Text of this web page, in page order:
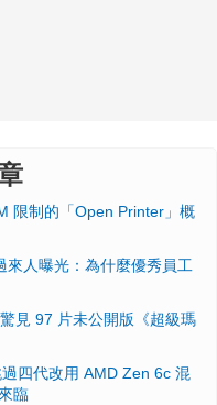
限制的「Open Printer」概
來人曝光：為什麼優秀員工
見 97 片未公開版《超級瑪
四代改用 AMD Zen 6c 混
臨